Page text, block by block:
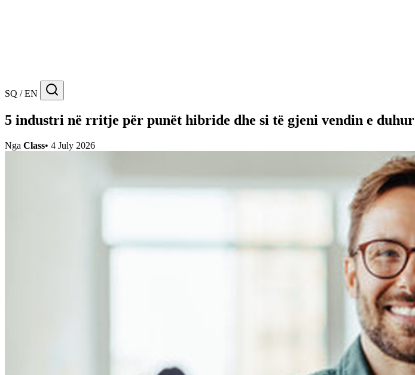
SQ / EN
5 industri në rritje për punët hibride dhe si të gjeni vendin e duhur
Nga Class• 4 July 2026